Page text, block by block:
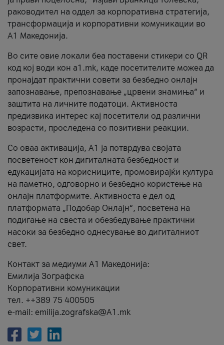
раководител на оддел за корпоративна стратегија,
трансформација и корпоративни комуникации во
А1 Македонија.
Во сите овие локали беа поставени стикери со QR
код кој води кон a1.mk, каде посетителите можеа да
пронајдат практични совети за безбедно онлајн
запознавање, препознавање „црвени знамиња“ и
заштита на личните податоци. Активноста
предизвика интерес кај посетители од различни
возрасти, проследена со позитивни реакции.
Со оваа активација, А1 ја потврдува својата
посветеност кон дигиталната безбедност и
едукацијата на корисниците, промовирајќи култура
на паметно, одговорно и безбедно користење на
онлајн платформите. Активноста е дел од
платформата „Подобар Онлајн“, посветена на
подигање на свеста и обезбедување практични
насоки за безбедно однесување во дигиталниот
свет.
Контакт за медиуми А1 Македонија:
Емилија Зографска
Корпоративни комуникации
тел. ++389 75 400505
e-mail: emilija.zografska@A1.mk